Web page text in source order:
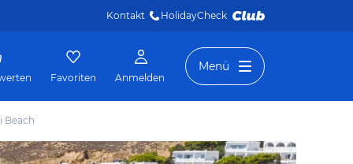
Kontakt HolidayCheck
Favoriten Anmelden
Menü
Beach